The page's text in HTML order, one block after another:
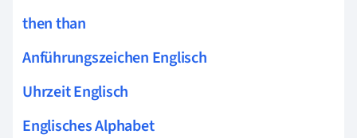
then than
Anführungszeichen Englisch
Uhrzeit Englisch
Englisches Alphabet